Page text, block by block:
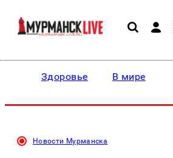
Здоровье В мире
Новости Мурманска